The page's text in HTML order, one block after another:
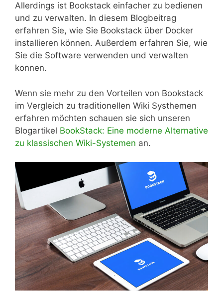
Allerdings ist Bookstack einfacher zu bedienen
und zu verwalten. In diesem Blogbeitrag
erfahren Sie, wie Sie Bookstack über Docker
installieren können. Außerdem erfahren Sie, wie
Sie die Software verwenden und verwalten
konnen.
Wenn sie mehr zu den Vorteilen von Bookstack
im Vergleich zu traditionellen Wiki Systhemen
erfahren möchten schauen sie sich unseren
Blogartikel BookStack: Eine moderne Alternative
zu klassischen Wiki-Systemen an.